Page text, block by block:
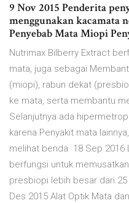
9 Nov 2015 Penderita
menggunakan kacamata
Penyebab Mata Miopi
Nutrimax Bilberry Extract
mata, juga sebagai
(miopi), rabun dekat
ke mata, serta membantu
Selanjutnya ada
karena Penyakit mata
melihat benda 18 Sep 2016
berfungsi untuk
presbiopi lebih besar dari
Des 2015 Alat Optik Mata